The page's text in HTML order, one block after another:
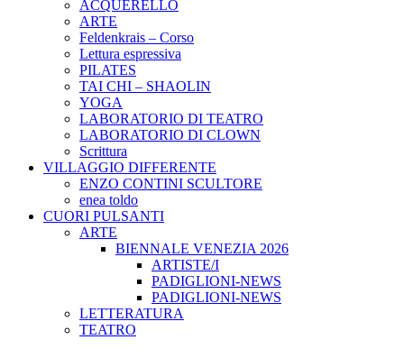
ACQUERELLO
ARTE
Feldenkrais – Corso
Lettura espressiva
PILATES
TAI CHI – SHAOLIN
YOGA
LABORATORIO DI TEATRO
LABORATORIO DI CLOWN
Scrittura
VILLAGGIO DIFFERENTE
ENZO CONTINI SCULTORE
enea toldo
CUORI PULSANTI
ARTE
BIENNALE VENEZIA 2026
ARTISTE/I
PADIGLIONI-NEWS
PADIGLIONI-NEWS
LETTERATURA
TEATRO